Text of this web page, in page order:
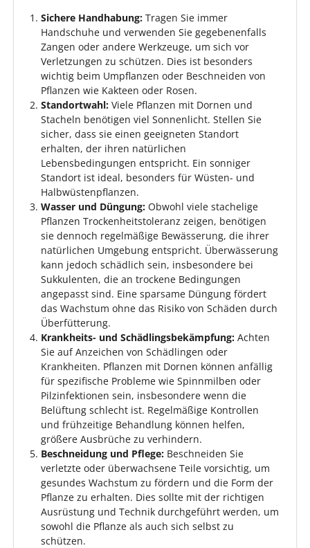
Sichere Handhabung: Tragen Sie immer
Handschuhe und verwenden Sie gegebenenfalls
Zangen oder andere Werkzeuge, um sich vor
Verletzungen zu schützen. Dies ist besonders
wichtig beim Umpflanzen oder Beschneiden von
Pflanzen wie Kakteen oder Rosen.
Standortwahl: Viele Pflanzen mit Dornen und
Stacheln benötigen viel Sonnenlicht. Stellen Sie
sicher, dass sie einen geeigneten Standort
erhalten, der ihren natürlichen
Lebensbedingungen entspricht. Ein sonniger
Standort ist ideal, besonders für Wüsten- und
Halbwüstenpflanzen.
Wasser und Düngung: Obwohl viele stachelige
Pflanzen Trockenheitstoleranz zeigen, benötigen
sie dennoch regelmäßige Bewässerung, die ihrer
natürlichen Umgebung entspricht. Überwässerung
kann jedoch schädlich sein, insbesondere bei
Sukkulenten, die an trockene Bedingungen
angepasst sind. Eine sparsame Düngung fördert
das Wachstum ohne das Risiko von Schäden durch
Überfütterung.
Krankheits- und Schädlingsbekämpfung: Achten
Sie auf Anzeichen von Schädlingen oder
Krankheiten. Pflanzen mit Dornen können anfällig
für spezifische Probleme wie Spinnmilben oder
Pilzinfektionen sein, insbesondere wenn die
Belüftung schlecht ist. Regelmäßige Kontrollen
und frühzeitige Behandlung können helfen,
größere Ausbrüche zu verhindern.
Beschneidung und Pflege: Beschneiden Sie
verletzte oder überwachsene Teile vorsichtig, um
gesundes Wachstum zu fördern und die Form der
Pflanze zu erhalten. Dies sollte mit der richtigen
Ausrüstung und Technik durchgeführt werden, um
sowohl die Pflanze als auch sich selbst zu
schützen.